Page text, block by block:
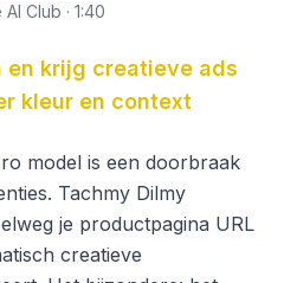
AI Club · 1:40
en krijg creatieve ads
kleur en context
model is een doorbraak
Tachmy Dilmy
je productpagina URL
creatieve